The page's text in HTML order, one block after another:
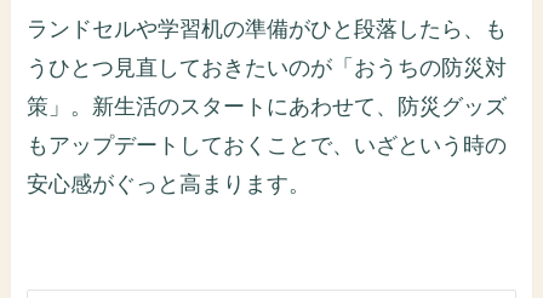
ランドセルや学習机の準備がひと段落したら、も
うひとつ見直しておきたいのが「おうちの防災対
策」。新生活のスタートにあわせて、防災グッズ
もアップデートしておくことで、いざという時の
安心感がぐっと高まります。